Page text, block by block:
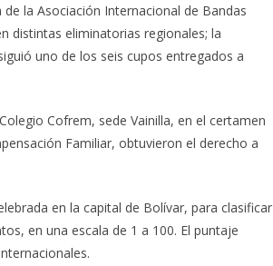
la Asociación Internacional de Bandas
distintas eliminatorias regionales; la
uno de los seis cupos entregados a
Cofrem, sede Vainilla, en el certamen
Familiar, obtuvieron el derecho a
en la capital de Bolívar, para clasificar
en una escala de 1 a 100. El puntaje